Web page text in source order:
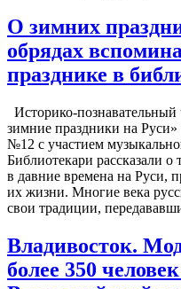
О зимних
обрядах
празднике в
Историко-познавательный
зимние праздники на Руси»
№12 с участием
Библиотекари рассказали
в давние времена на Руси,
их жизни. Многие века
свои традиции,
Владивосток.
более 350